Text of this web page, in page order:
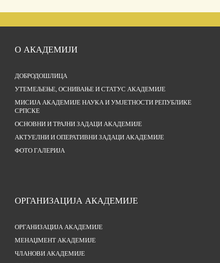
О АКАДЕМИЈИ
ДОБРОДОШЛИЦА
УТЕМЕЉЕЊЕ, ОСНИВАЊЕ И СТАТУС АКАДЕМИЈЕ
МИСИЈА АКАДЕМИЈЕ НАУКА И УМЈЕТНОСТИ РЕПУБЛИКЕ
СРПСКЕ
ОСНОВНИ И ТРАЈНИ ЗАДАЦИ АКАДЕМИЈЕ
АКТУЕЛНИ И ОПЕРАТИВНИ ЗАДАЦИ АКАДЕМИЈЕ
ФОТО ГАЛЕРИЈА
ОРГАНИЗАЦИЈА АКАДЕМИЈЕ
ОРГАНИЗАЦИЈА АКАДЕМИЈЕ
МЕНАЏМЕНТ АКАДЕМИЈЕ
ЧЛАНОВИ АКАДЕМИЈЕ